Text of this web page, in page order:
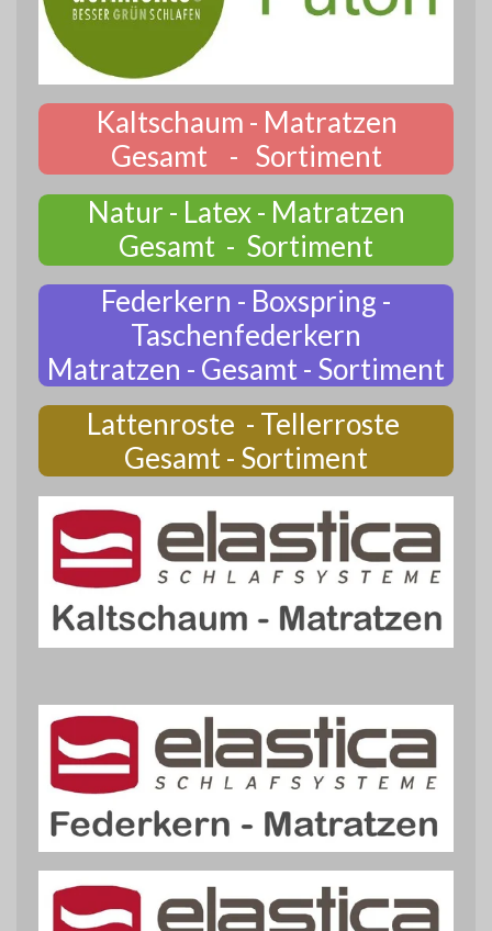
Kaltschaum - Matratzen
Gesamt - Sortiment
Natur - Latex - Matratzen
Gesamt - Sortiment
Federkern - Boxspring -
Taschenfederkern
Matratzen - Gesamt - Sortiment
Lattenroste - Tellerroste
Gesamt - Sortiment